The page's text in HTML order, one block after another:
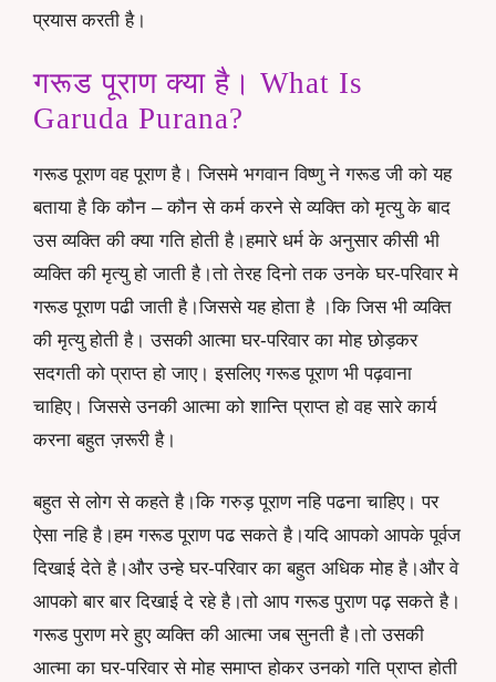
प्रयास करती है।
गरूड पूराण क्या है। What Is
Garuda Purana?
गरूड पूराण वह पूराण है। जिसमे भगवान विष्णु ने गरूड जी को यह
बताया है कि कौन – कौन से कर्म करने से व्यक्ति को मृत्यु के बाद
उस व्यक्ति की क्या गति होती है।हमारे धर्म के अनुसार कीसी भी
व्यक्ति की मृत्यु हो जाती है।तो तेरह दिनो तक उनके घर-परिवार मे
गरूड पूराण पढी जाती है।जिससे यह होता है ।कि जिस भी व्यक्ति
की मृत्यु होती है। उसकी आत्मा घर-परिवार का मोह छोड़कर
सदगती को प्राप्त हो जाए। इसलिए गरूड पूराण भी पढ़वाना
चाहिए। जिससे उनकी आत्मा को शान्ति प्राप्त हो वह सारे कार्य
करना बहुत ज़रूरी है।
बहुत से लोग से कहते है।कि गरुड़ पूराण नहि पढना चाहिए। पर
ऐसा नहि है।हम गरूड पूराण पढ सकते है।यदि आपको आपके पूर्वज
दिखाई देते है।और उन्हे घर-परिवार का बहुत अधिक मोह है।और वे
आपको बार बार दिखाई दे रहे है।तो आप गरूड पुराण पढ़ सकते है।
गरूड पुराण मरे हुए व्यक्ति की आत्मा जब सुनती है।तो उसकी
आत्मा का घर-परिवार से मोह समाप्त होकर उनको गति प्राप्त होती